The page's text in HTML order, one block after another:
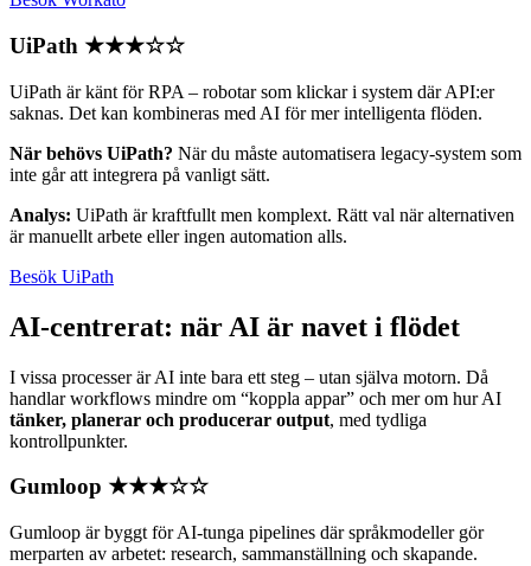
UiPath ★★★☆☆
UiPath är känt för RPA – robotar som klickar i system där API:er
saknas. Det kan kombineras med AI för mer intelligenta flöden.
När behövs UiPath? När du måste automatisera legacy-system som
inte går att integrera på vanligt sätt.
Analys: UiPath är kraftfullt men komplext. Rätt val när alternativen
är manuellt arbete eller ingen automation alls.
Besök UiPath
AI-centrerat: när AI är navet i flödet
I vissa processer är AI inte bara ett steg – utan själva motorn. Då
handlar workflows mindre om “koppla appar” och mer om hur AI
tänker, planerar och producerar output, med tydliga
kontrollpunkter.
Gumloop ★★★☆☆
Gumloop är byggt för AI-tunga pipelines där språkmodeller gör
merparten av arbetet: research, sammanställning och skapande.